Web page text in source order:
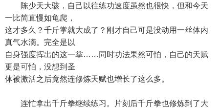
陈少天大骇，自己以往练功速度虽然也很快，但和今天
一比简直慢如龟爬，
这才多久？千斤掌就大成了？刚才自己可是没动用一丝体内
真气水滴。完全是以
自身强度挥出的这一掌……同时功法果然可怕，自己的天赋
更是可怕，没想到圣
体被激活之后竟然连修炼天赋也增长了这么多。
连忙拿出千斤拳继续练习。片刻后千斤拳也修炼到了大